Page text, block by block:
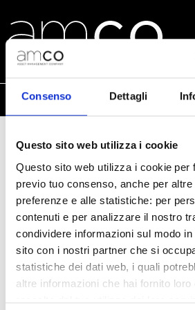
Consenso Dettagli
Questo sito web utilizza i cookie
Questo sito web utilizza i cookie per
previo tuo consenso, anche per
preferenze e alle statistiche: per
contenuti e per analizzare il nostro
condividere informazioni sul modo
sito con i nostri partner che si
statistiche dei dati web, i quali
altre informazioni che hai fornito loro
raccolto dal tuo utilizzo dei loro
Complaints